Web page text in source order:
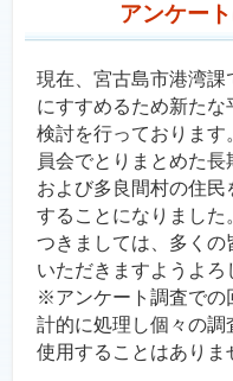
アンケー
現在、宮古島市港湾課
にすすめるため新た
検討を行っておりま
員会でとりまとめた
および多良間村の住
することになりました
つきましては、多くの
いただきますようよろ
※アンケート調査での
計的に処理し個々の調
使用することはありま